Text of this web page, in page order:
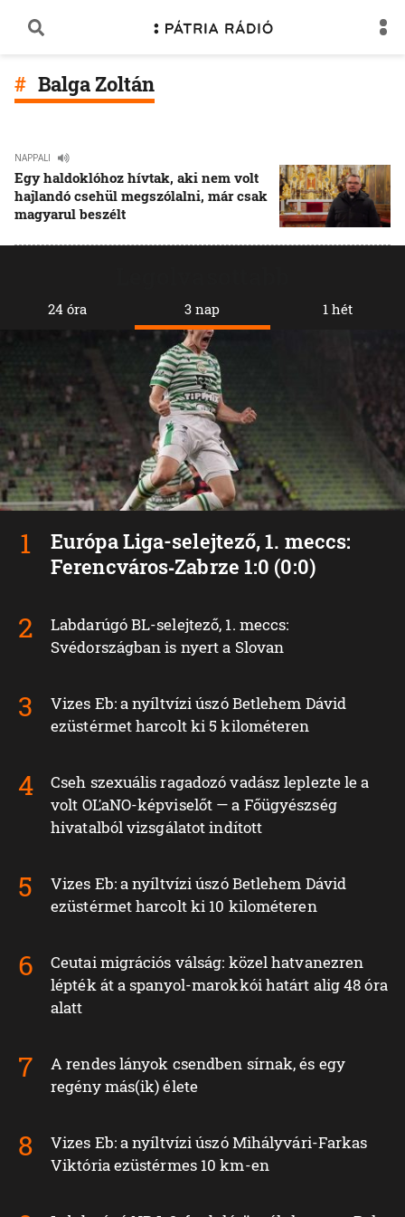
Balga Zoltán
NAPPALI
Egy haldoklóhoz hívtak, aki nem volt
hajlandó csehül megszólalni, már csak
magyarul beszélt
24 óra 3 nap
Európa Liga-selejtező, 1. meccs:
Ferencváros‑Zabrze 1:0 (0:0)
Labdarúgó BL-selejtező, 1. meccs:
Svédországban is nyert a Slovan
Vizes Eb: a nyíltvízi úszó Betlehem Dávid
ezüstérmet harcolt ki 5 kilométeren
Cseh szexuális ragadozó vadász leplezte le a
volt OĽaNO-képviselőt — a Főügyészség
hivatalból vizsgálatot indított
Vizes Eb: a nyíltvízi úszó Betlehem Dávid
ezüstérmet harcolt ki 10 kilométeren
Ceutai migrációs válság: közel hatvanezren
lépték át a spanyol-marokkói határt alig 48 óra
alatt
A rendes lányok csendben sírnak, és egy
regény más(ik) élete
Vizes Eb: a nyíltvízi úszó Mihályvári-Farkas
Viktória ezüstérmes 10 km-en
1 hét